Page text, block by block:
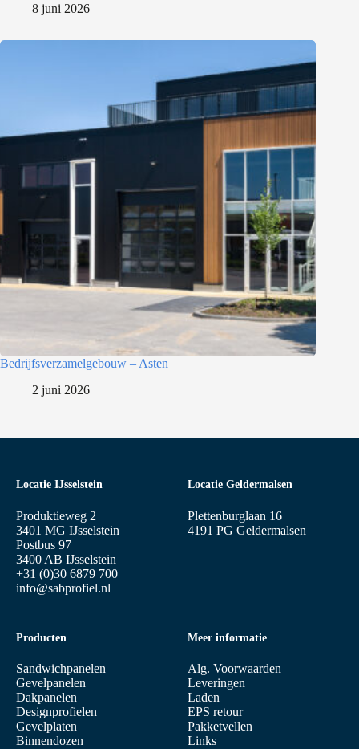
8 juni 2026
Bedrijfsverzamelgebouw – Asten
2 juni 2026
Locatie IJsselstein
Produktieweg 2
3401 MG IJsselstein
Postbus 97
3400 AB IJsselstein
+31 (0)30 6879 700
info@sabprofiel.nl
Producten
Sandwichpanelen
Gevelpanelen
Dakpanelen
Designprofielen
Gevelplaten
Binnendozen
Meer informatie
Alg. Voorwaarden
Leveringen
Laden
EPS retour
Pakketvellen
Links
Locatie Geldermalsen
Plettenburglaan 16
4191 PG Geldermalsen